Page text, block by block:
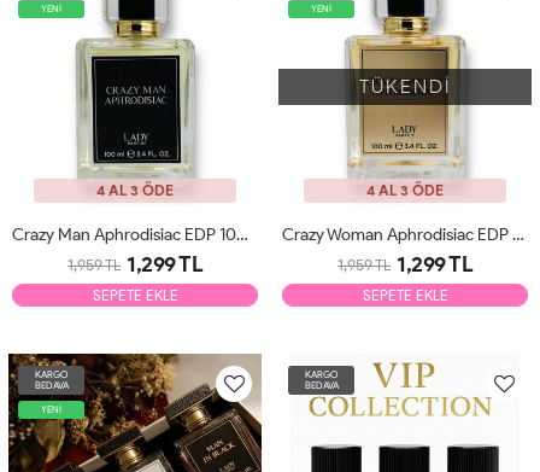
YENİ
4 AL 3 ÖDE
Crazy Man Aphrodisiac EDP 100ml Erkek Parfüm
1,959 TL 1,299 TL
SEPETE EKLE
YENİ
4 AL 3 ÖDE
TÜKENDİ
Crazy Woman Aphrodisiac EDP 100ml Kadın Parfüm
1,959 TL 1,299 TL
SEPETE EKLE
KARGO
BEDAVA
YENİ
KARGO
BEDAVA